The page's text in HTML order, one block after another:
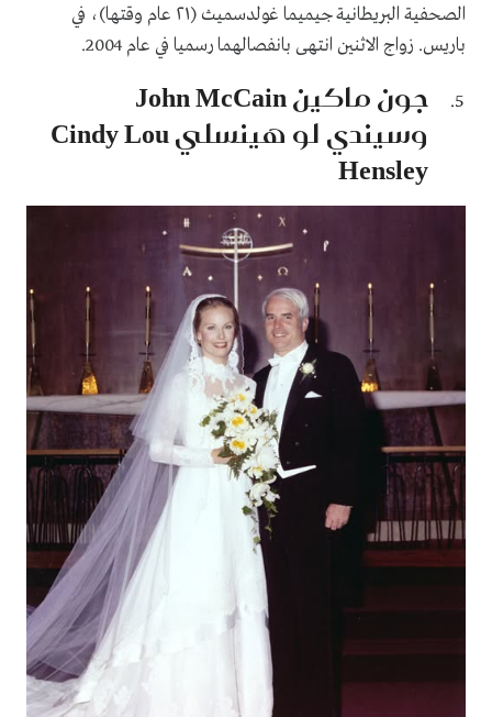
الصحفية البريطانية جيميما غولدسميث (٢١ عام وقتها)، في
باريس. زواج الاثنين انتهى بانفصالهما رسميا في عام 2004.
جون ماكين John McCain
وسيندي لو هينسلي Cindy Lou
Hensley